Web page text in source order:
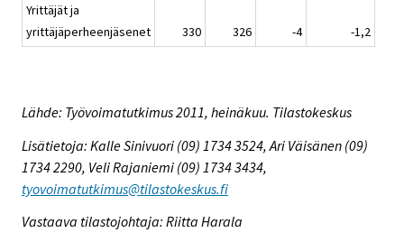
Yrittäjät ja
yrittäjäperheenjäsenet
330 326 -4 -1,2
Lähde: Työvoimatutkimus 2011, heinäkuu. Tilastokeskus
Lisätietoja: Kalle Sinivuori (09) 1734 3524, Ari Väisänen (09)
1734 2290, Veli Rajaniemi (09) 1734 3434,
tyovoimatutkimus@tilastokeskus.fi
Vastaava tilastojohtaja: Riitta Harala